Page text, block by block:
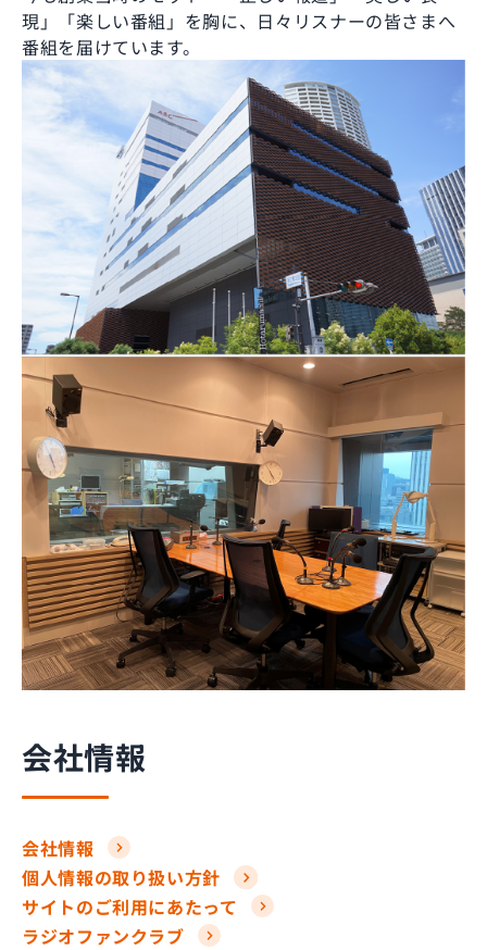
現」「楽しい番組」を胸に、日々リスナーの皆さまへ
番組を届けています。
会社情報
会社情報
個人情報の取り扱い方針
サイトのご利用にあたって
ラジオファンクラブ